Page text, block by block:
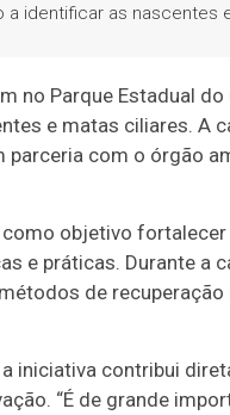
identificar as nascentes
no Parque Estadual do
e matas ciliares. A
parceria com o órgão
objetivo
e práticas. Durante a
de recuperação
iniciativa contribui
“É de grande